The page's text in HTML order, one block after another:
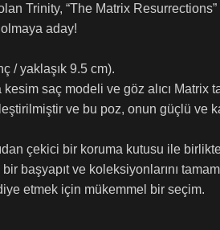
Trinity, “The Matrix
aday!
/ yaklaşık 9.5 cm).
kesim saç modeli ve göz alıcı
ve bu poz, onun güçlü ve
çekici bir koruma kutusu ile
başyapıt ve koleksiyonlarını
etmek için mükemmel bir seçim.